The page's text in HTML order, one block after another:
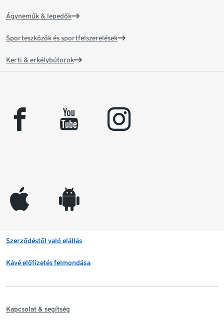
Ágyneműk & lepedők
Sporteszközök és sportfelszerelések
Kerti & erkélybútorok
facebook youtube instagram
appleinc android
Szerződéstől való elállás
Kávé előfizetés felmondása
Kapcsolat & segítség